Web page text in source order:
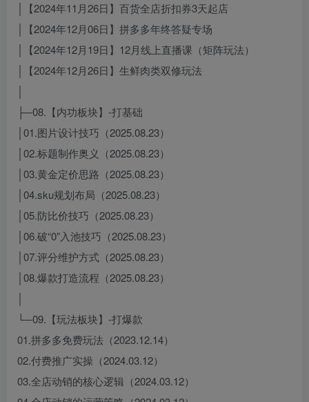
│【2024年11月26日】百货全店折扣券3天起店
│【2024年12月06日】拼多多年终答疑专场
│【2024年12月19日】12月线上直播课（矩阵玩法）
│【2024年12月26日】生鲜肉类双修玩法
├─08.【内功板块】-打基础
│01.图片设计技巧（2025.08.23）
│02.标题制作奥义（2025.08.23）
│03.黄金定价思路（2025.08.23）
│04.sku规划布局（2025.08.23）
│05.防比价技巧（2025.08.23）
│06.破“0”入池技巧（2025.08.23）
│07.评分维护方式（2025.08.23）
│08.爆款打造流程（2025.08.23）
└─09.【玩法板块】-打爆款
01.拼多多免费玩法（2023.12.14）
02.付费推广实操（2024.03.12）
03.全店动销的核心逻辑（2024.03.12）